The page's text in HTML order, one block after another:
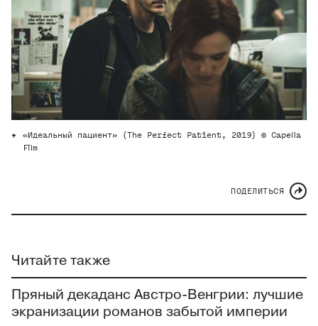
«Идеальный пациент» (The Perfect Patient, 2019) © Capella
Film
ПОДЕЛИТЬСЯ
Читайте также
Пряный декаданс Австро-Венгрии: лучшие
экранизации романов забытой империи